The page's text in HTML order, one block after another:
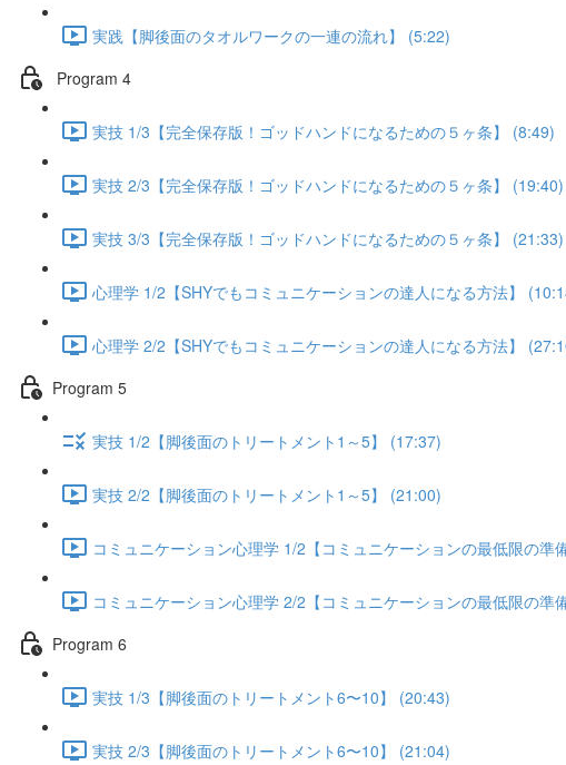
実践【脚後面のタオルワークの一連の流れ】 (5:22)
Program 4
実技 1/3【完全保存版！ゴッドハンドになるための５ヶ条】 (8:49)
実技 2/3【完全保存版！ゴッドハンドになるための５ヶ条】 (19:40)
実技 3/3【完全保存版！ゴッドハンドになるための５ヶ条】 (21:33)
心理学 1/2【SHYでもコミュニケーションの達人になる方法】
心理学 2/2【SHYでもコミュニケーションの達人になる方法】
Program 5
実技 1/2【脚後面のトリートメント1～5】 (17:37)
実技 2/2【脚後面のトリートメント1～5】 (21:00)
コミュニケーション心理学 1/2【コミュニケーションの最低限の準
コミュニケーション心理学 2/2【コミュニケーションの最低限の準
Program 6
実技 1/3【脚後面のトリートメント6〜10】 (20:43)
実技 2/3【脚後面のトリートメント6〜10】 (21:04)